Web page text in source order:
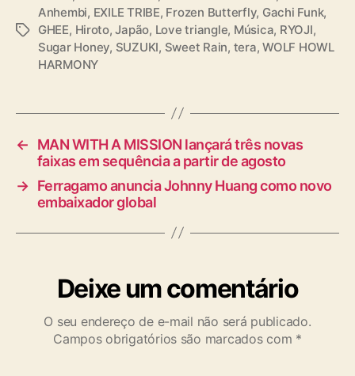
T
Anhembi, EXILE TRIBE, Frozen Butterfly, Gachi Funk,
GHEE, Hiroto,Japão, Love triangle, Música, RYOJI,
Sugar Honey, SUZUKI, Sweet Rain, tera,WOLF HOWL
HARMONY
←
MAN WITH A MISSION lançará três novas
faixas em sequência a partir de agosto
→ Ferragamo anuncia Johnny Huang como novo
embaixador global
Deixe um comentário
O seu endereço de e-mail não será publicado.
Campos obrigatórios são marcados com *